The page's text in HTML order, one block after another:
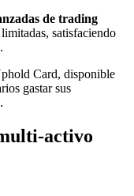
de trading
satisfaciendo
Card, disponible
gastar sus
activo